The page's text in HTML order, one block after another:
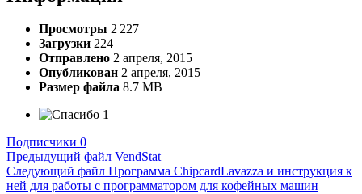
Просмотры 2 227
Загрузки 224
Отправлено 2 апреля, 2015
Опубликован 2 апреля, 2015
Размер файла 8.7 MB
1
Подписчики 0
Предыдущий файл VendStat
Следующий файл Программа СhipсardLavazza и инструкция к
ней для работы с программатором для кофейных машин